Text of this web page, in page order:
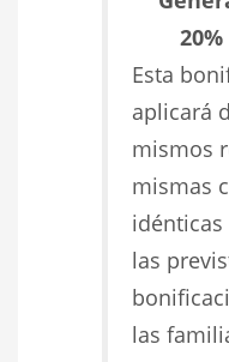
20%
Esta
aplicará
mismos
mismas
las
las